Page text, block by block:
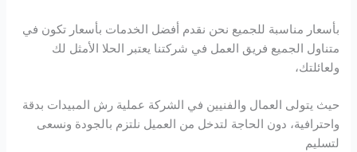
بأسعار مناسبة للجميع نحن نقدم أفضل الخدمات بأسعار تكون في
متناول الجميع فريق العمل في شركتنا يعتبر الحلا الأمثل لك
ولعائلتك،
حيث يتولى العمال والفنيين في الشركة عملية رش المبيدات بدقة
واحترافية، دون الحاجة لتدخل من العميل نلتزم بالجودة ونسعى
لتسليم